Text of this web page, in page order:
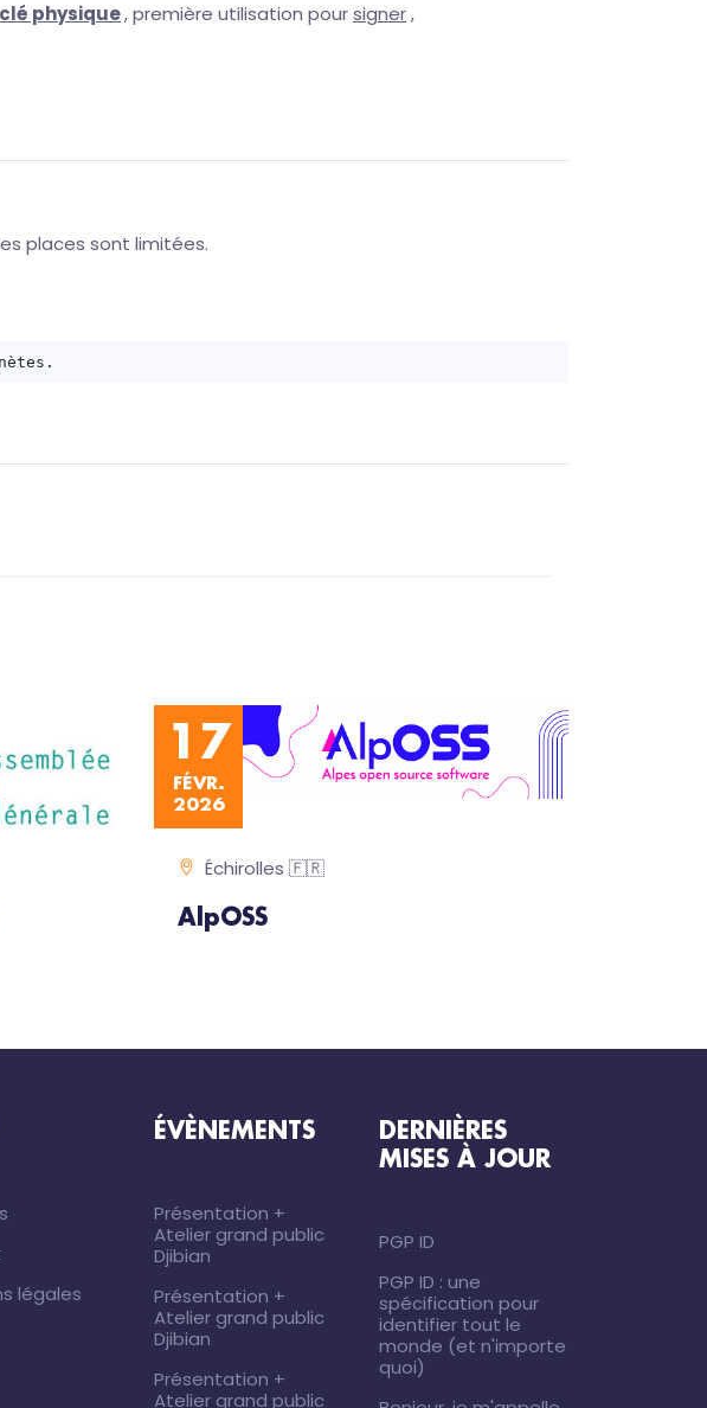
clé physique, première utilisation poursigner,
places sont limitées.
17
FÉVR.
2026
Échirolles 🇫🇷
AlpOSS
légales
ÉVÈNEMENTS
Présentation +
Atelier grand public
Djibian
Présentation +
Atelier grand public
Djibian
Présentation +
Atelier grand public
DERNIÈRES
MISES À JOUR
PGP ID
PGP ID : une
spécification pour
identifier tout le
monde (et n'importe
quoi)